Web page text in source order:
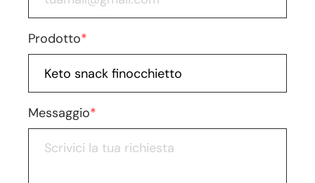
Prodotto*
Messaggio*